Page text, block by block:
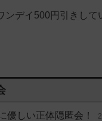
ンデイ500円引きして
優しい正体隠匿会！